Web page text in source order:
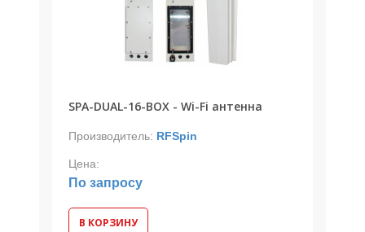
SPA-DUAL-16-BOX - Wi-Fi антенна
Производитель: RFSpin
Цена:
По запросу
В КОРЗИНУ